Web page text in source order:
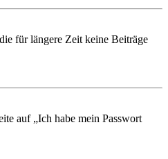
für längere Zeit keine Beiträge
auf „Ich habe mein Passwort